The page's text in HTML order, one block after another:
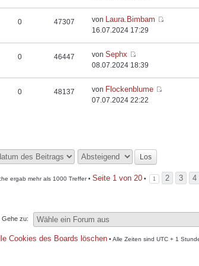
0 47307 von Laura.Bimbam
16.07.2024 17:29
0 46447 vonSephx
08.07.2024 18:39
0 48137 von Flockenblume
07.07.2024 22:22
ergab mehr als 1000 Treffer • Seite 1 von 20 • 1 2 3 4
Gehe zu:
Cookies des Boards löschen • Alle Zeiten sind UTC + 1